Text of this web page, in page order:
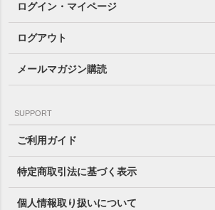
ログイン・マイページ
ログアウト
メールマガジン購読
SUPPORT
ご利用ガイド
特定商取引法に基づく表示
個人情報取り扱いについて